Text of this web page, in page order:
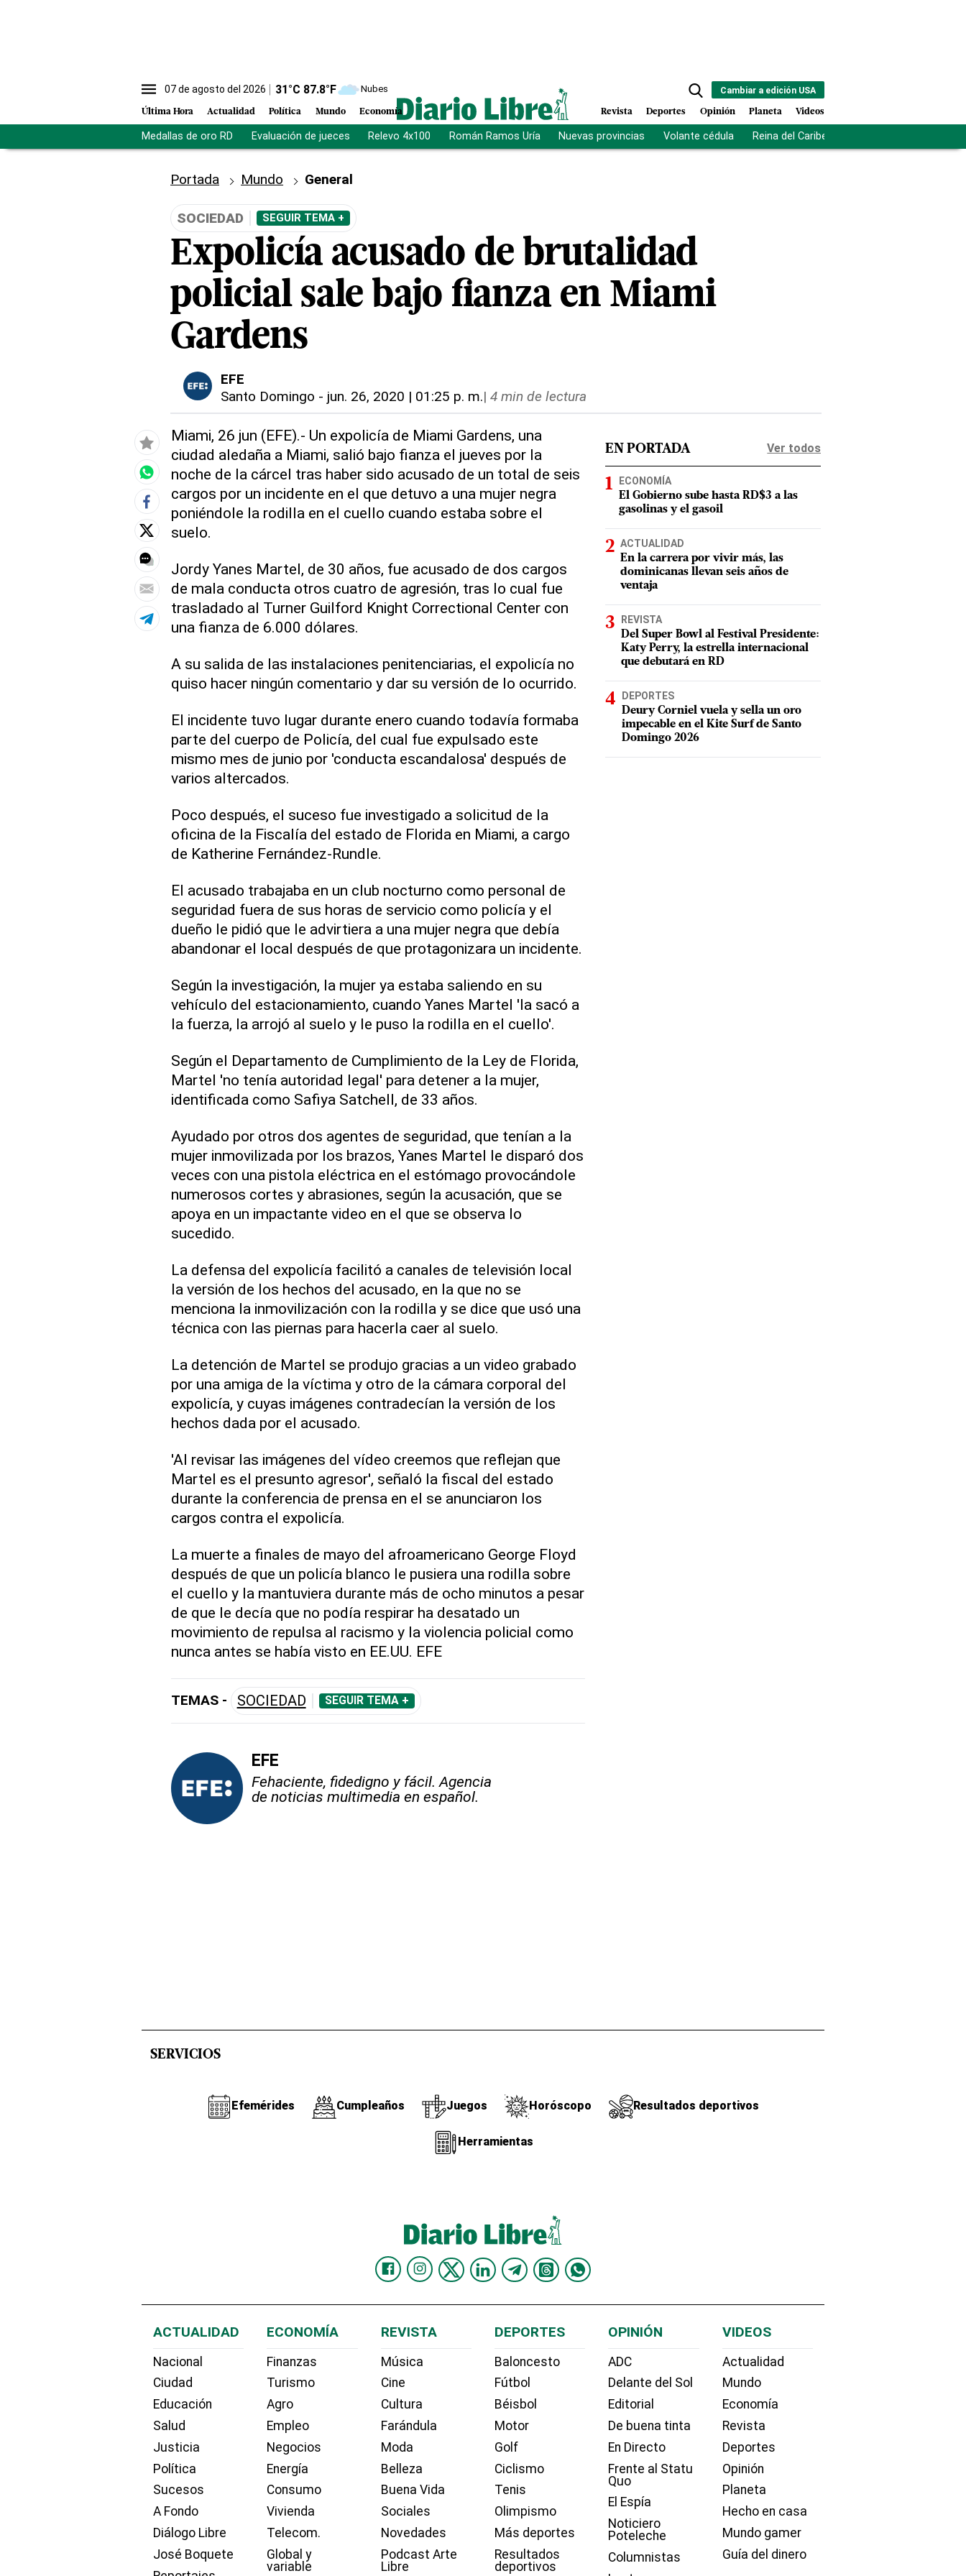
07 de agosto del 2026 31°C 87.8°F Nubes
Última Hora Actualidad Política Mundo Economía
Cambiar a edición USA
Revista Deportes Opinión Planeta Videos
Medallas de oro RD Evaluación de jueces Relevo 4x100 Román Ramos Uría Nuevas provincias Volante cédula Reina del Caribe
Portada Mundo General
SOCIEDAD SEGUIR TEMA +
Expolicía acusado de brutalidad
policial sale bajo fianza en Miami
Gardens
EFE
Santo Domingo - jun. 26, 2020 | 01:25 p. m.| 4 min de lectura
Miami, 26 jun (EFE).- Un expolicía de Miami Gardens, una
ciudad aledaña a Miami, salió bajo fianza el jueves por la
noche de la cárcel tras haber sido acusado de un total de seis
cargos por un incidente en el que detuvo a una mujer negra
poniéndole la rodilla en el cuello cuando estaba sobre el
suelo.
Jordy Yanes Martel, de 30 años, fue acusado de dos cargos
de mala conducta otros cuatro de agresión, tras lo cual fue
trasladado al Turner Guilford Knight Correctional Center con
una fianza de 6.000 dólares.
A su salida de las instalaciones penitenciarias, el expolicía no
quiso hacer ningún comentario y dar su versión de lo ocurrido.
El incidente tuvo lugar durante enero cuando todavía formaba
parte del cuerpo de Policía, del cual fue expulsado este
mismo mes de junio por 'conducta escandalosa' después de
varios altercados.
Poco después, el suceso fue investigado a solicitud de la
oficina de la Fiscalía del estado de Florida en Miami, a cargo
de Katherine Fernández-Rundle.
El acusado trabajaba en un club nocturno como personal de
seguridad fuera de sus horas de servicio como policía y el
dueño le pidió que le advirtiera a una mujer negra que debía
abandonar el local después de que protagonizara un incidente.
Según la investigación, la mujer ya estaba saliendo en su
vehículo del estacionamiento, cuando Yanes Martel 'la sacó a
la fuerza, la arrojó al suelo y le puso la rodilla en el cuello'.
Según el Departamento de Cumplimiento de la Ley de Florida,
Martel 'no tenía autoridad legal' para detener a la mujer,
identificada como Safiya Satchell, de 33 años.
Ayudado por otros dos agentes de seguridad, que tenían a la
mujer inmovilizada por los brazos, Yanes Martel le disparó dos
veces con una pistola eléctrica en el estómago provocándole
numerosos cortes y abrasiones, según la acusación, que se
apoya en un impactante video en el que se observa lo
sucedido.
La defensa del expolicía facilitó a canales de televisión local
la versión de los hechos del acusado, en la que no se
menciona la inmovilización con la rodilla y se dice que usó una
técnica con las piernas para hacerla caer al suelo.
La detención de Martel se produjo gracias a un video grabado
por una amiga de la víctima y otro de la cámara corporal del
expolicía, y cuyas imágenes contradecían la versión de los
hechos dada por el acusado.
'Al revisar las imágenes del vídeo creemos que reflejan que
Martel es el presunto agresor', señaló la fiscal del estado
durante la conferencia de prensa en el se anunciaron los
cargos contra el expolicía.
La muerte a finales de mayo del afroamericano George Floyd
después de que un policía blanco le pusiera una rodilla sobre
el cuello y la mantuviera durante más de ocho minutos a pesar
de que le decía que no podía respirar ha desatado un
movimiento de repulsa al racismo y la violencia policial como
nunca antes se había visto en EE.UU. EFE
TEMAS - SOCIEDAD SEGUIR TEMA +
EFE
Fehaciente, fidedigno y fácil. Agencia
de noticias multimedia en español.
EN PORTADA Ver todos
ECONOMÍA
El Gobierno sube hasta RD$3 a las
gasolinas y el gasoil
ACTUALIDAD
En la carrera por vivir más, las
dominicanas llevan seis años de
ventaja
REVISTA
Del Super Bowl al Festival Presidente:
Katy Perry, la estrella internacional
que debutará en RD
DEPORTES
Deury Corniel vuela y sella un oro
impecable en el Kite Surf de Santo
Domingo 2026
SERVICIOS
Efemérides Cumpleaños Juegos Horóscopo Resultados deportivos
Herramientas
ACTUALIDAD
Nacional
Ciudad
Educación
Salud
Justicia
Política
Sucesos
A Fondo
Diálogo Libre
José Boquete
ECONOMÍA
Finanzas
Turismo
Agro
Empleo
Negocios
Energía
Consumo
Vivienda
Telecom.
Global y
variable
REVISTA
Música
Cine
Cultura
Farándula
Moda
Belleza
Buena Vida
Sociales
Novedades
Podcast Arte
Libre
DEPORTES
Baloncesto
Fútbol
Béisbol
Motor
Golf
Ciclismo
Tenis
Olimpismo
Más deportes
Resultados
deportivos
OPINIÓN
ADC
Delante del Sol
Editorial
De buena tinta
En Directo
Frente al Statu
Quo
El Espía
Noticiero
Poteleche
Columnistas
VIDEOS
Actualidad
Mundo
Economía
Revista
Deportes
Opinión
Planeta
Hecho en casa
Mundo gamer
Guía del dinero